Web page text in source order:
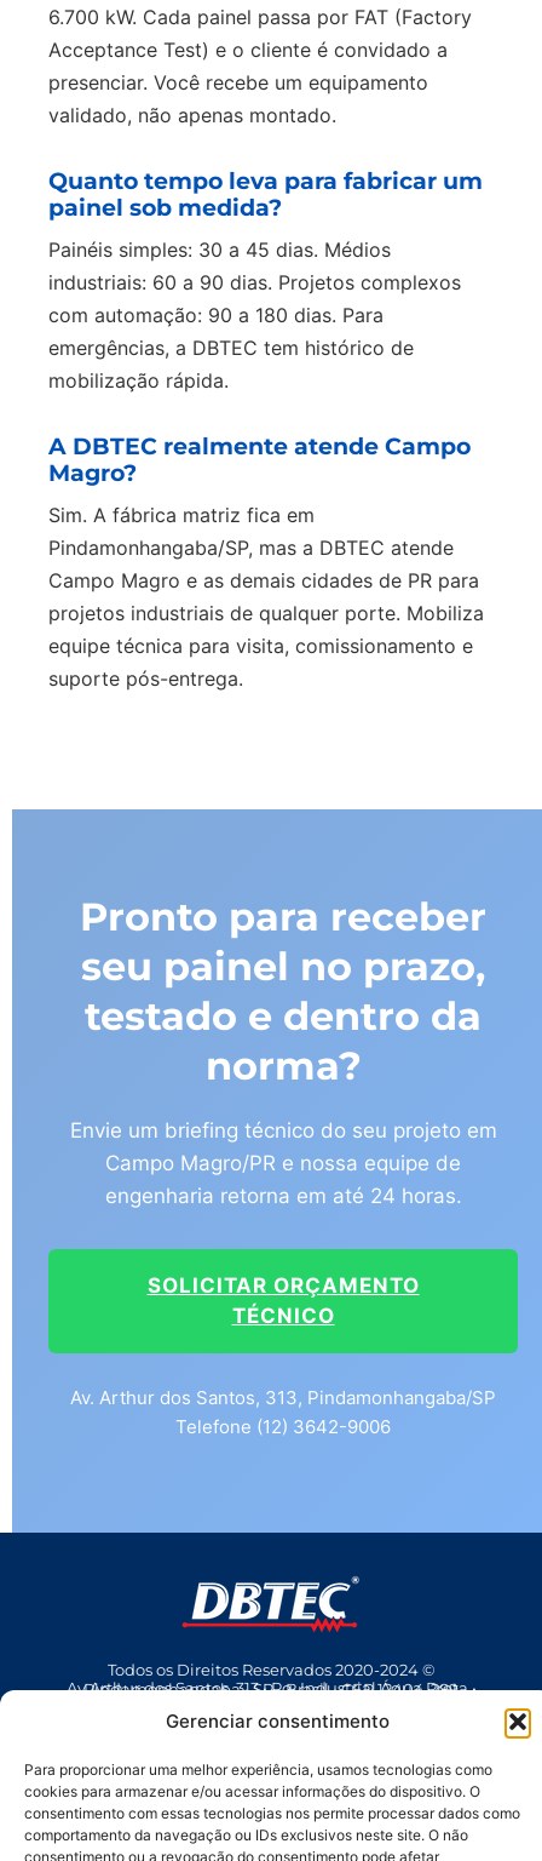
Gerenciar consentimento
Para proporcionar uma melhor experiência, usamos tecnologias como
cookies para armazenar e/ou acessar informações do dispositivo. O
consentimento com essas tecnologias nos permite processar dados como
comportamento da navegação ou IDs exclusivos neste site. O não
consentimento ou a revogação do consentimento pode afetar
6.700 kW. Cada painel passa por FAT (Factory
Acceptance Test) e o cliente é convidado a
presenciar. Você recebe um equipamento
validado, não apenas montado.
Quanto tempo leva para fabricar um
painel sob medida?
Painéis simples: 30 a 45 dias. Médios
industriais: 60 a 90 dias. Projetos complexos
com automação: 90 a 180 dias. Para
emergências, a DBTEC tem histórico de
mobilização rápida.
A DBTEC realmente atende Campo
Magro?
Sim. A fábrica matriz fica em
Pindamonhangaba/SP, mas a DBTEC atende
Campo Magro e as demais cidades de PR para
projetos industriais de qualquer porte. Mobiliza
equipe técnica para visita, comissionamento e
suporte pós-entrega.
Pronto para receber
seu painel no prazo,
testado e dentro da
norma?
Envie um briefing técnico do seu projeto em
Campo Magro/PR e nossa equipe de
engenharia retorna em até 24 horas.
SOLICITAR ORÇAMENTO
TÉCNICO
Av. Arthur dos Santos, 313, Pindamonhangaba/SP
Telefone (12) 3642-9006
Todos os Direitos Reservados 2020-2024 ©
Av Arthur dos Santos, 313 • Pq. Industrial Água Preta • Pindamonhangaba • SP • Brasil • CEP 12404-289